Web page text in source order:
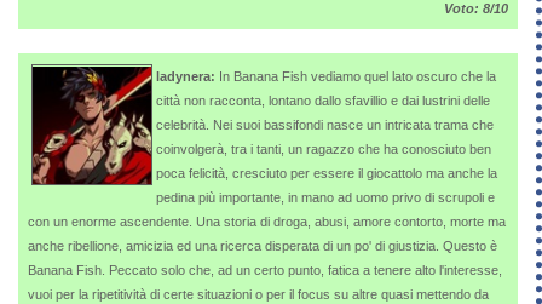
Voto: 8/10
ladynera: In Banana Fish vediamo quel lato oscuro che la
città non racconta, lontano dallo sfavillio e dai lustrini delle
celebrità. Nei suoi bassifondi nasce un intricata trama che
coinvolgerà, tra i tanti, un ragazzo che ha conosciuto ben
poca felicità, cresciuto per essere il giocattolo ma anche la
pedina più importante, in mano ad uomo privo di scrupoli e
con un enorme ascendente. Una storia di droga, abusi, amore contorto, morte ma
anche ribellione, amicizia ed una ricerca disperata di un po' di giustizia. Questo è
Banana Fish. Peccato solo che, ad un certo punto, fatica a tenere alto l'interesse,
vuoi per la ripetitività di certe situazioni o per il focus su altre quasi mettendo da